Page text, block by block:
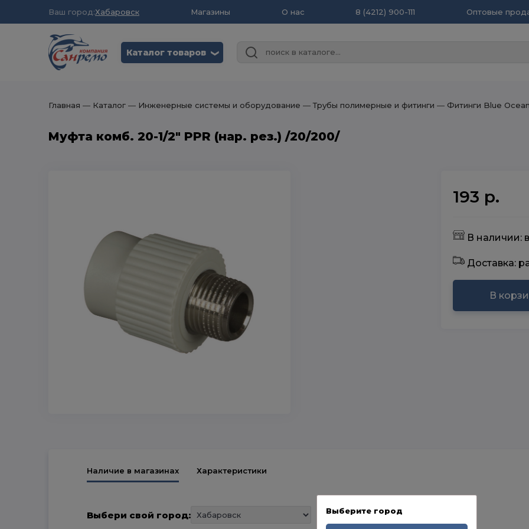
Ваш город:Хабаровск Магазины О нас 8 (4212) 900-111 Оптовые
Каталог товаров ❮
Главная ― Каталог ― Инженерные системы и оборудование ― Трубы полимерные и фитинги ― Фитинги Blue
Муфта комб. 20-1/2" PPR (нар. рез.) /20/200/
193 р.
В наличии:
Доставка:
В
Наличие в магазинах Характеристики
Выбери свой город: Выберите город